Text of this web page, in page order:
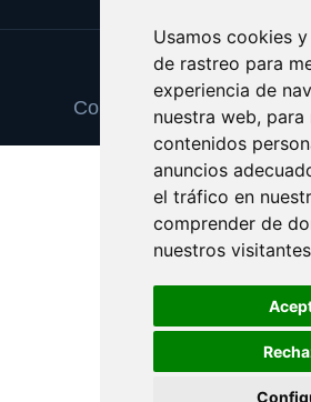
Usamos cookies
de rastreo para
experiencia de
nuestra web,
contenidos
anuncios
el tráfico en
comprender de
nuestros
Update cookies
Copyright © 2025